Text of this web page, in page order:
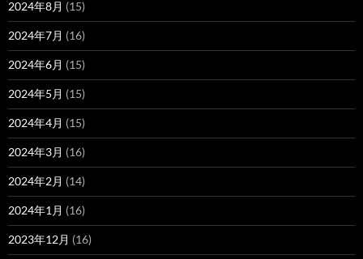
2024年8月 (15)
2024年7月 (16)
2024年6月 (15)
2024年5月 (15)
2024年4月 (15)
2024年3月 (16)
2024年2月 (14)
2024年1月 (16)
2023年12月 (16)